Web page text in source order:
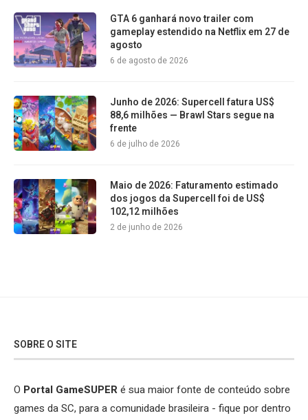
GTA 6 ganhará novo trailer com
gameplay estendido na Netflix em 27 de
agosto
6 de agosto de 2026
Junho de 2026: Supercell fatura US$
88,6 milhões — Brawl Stars segue na
frente
6 de julho de 2026
Maio de 2026: Faturamento estimado
dos jogos da Supercell foi de US$
102,12 milhões
2 de junho de 2026
SOBRE O SITE
O Portal GameSUPERé sua maior fonte de conteúdo sobre
games da SC, para a comunidade brasileira - fique por dentro